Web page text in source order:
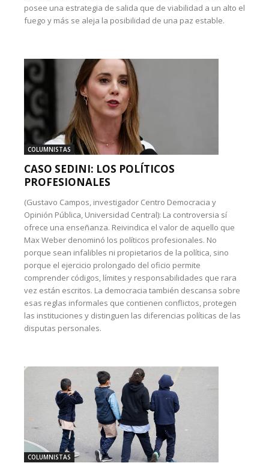
posee una estrategia de salida que de viabilidad a un alto el
fuego y más se aleja la posibilidad de una paz estable.
COLUMNISTAS
CASO SEDINI: LOS POLÍTICOS
PROFESIONALES
(Gustavo Campos, investigador Centro Democracia y
Opinión Pública, Universidad Central): La controversia sí
ofrece una enseñanza. Reivindica el valor de aquello que
Max Weber denominó los políticos profesionales. No
porque sean infalibles ni propietarios de la política, sino
porque el ejercicio prolongado del oficio permite
comprender códigos, límites y responsabilidades que rara
vez están escritos. La democracia también descansa sobre
esas reglas informales que contienen conflictos, protegen
las instituciones y distinguen las diferencias políticas de las
disputas personales.
COLUMNISTAS